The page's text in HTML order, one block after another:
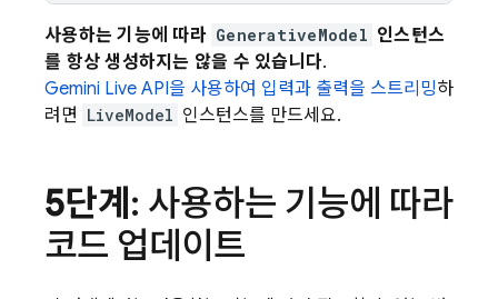
사용하는 기능에 따라 GenerativeModel 인스턴스
를 항상 생성하지는 않을 수 있습니다.
Gemini Live API을 사용하여 입력과 출력을 스트리밍하
려면 LiveModel 인스턴스를 만드세요.
5단계 : 사용하는 기능에 따라
코드 업데이트